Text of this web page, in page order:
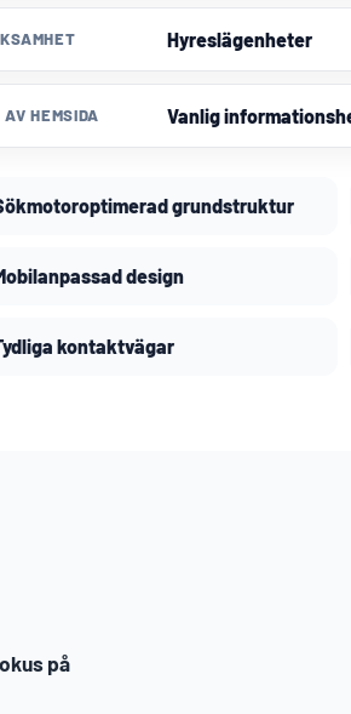
Hyreslägenheter
HEMSIDA Vanlig
grundstruktur
design
kontaktvägar
på